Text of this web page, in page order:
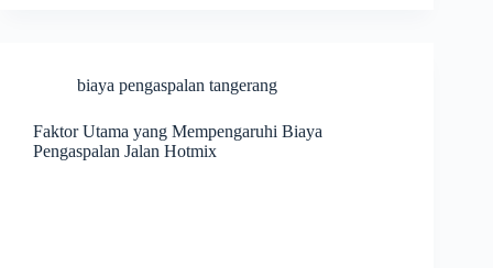
biaya pengaspalan tangerang
Faktor Utama yang Mempengaruhi Biaya
Pengaspalan Jalan Hotmix